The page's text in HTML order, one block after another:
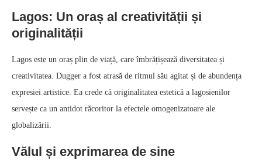
Lagos: Un oraș al creativității și
originalității
Lagos este un oraș plin de viață, care îmbrățișează diversitatea și
creativitatea. Dugger a fost atrasă de ritmul său agitat și de abundența
expresiei artistice. Ea crede că originalitatea estetică a lagosienilor
servește ca un antidot răcoritor la efectele omogenizatoare ale
globalizării.
Vălul și exprimarea de sine